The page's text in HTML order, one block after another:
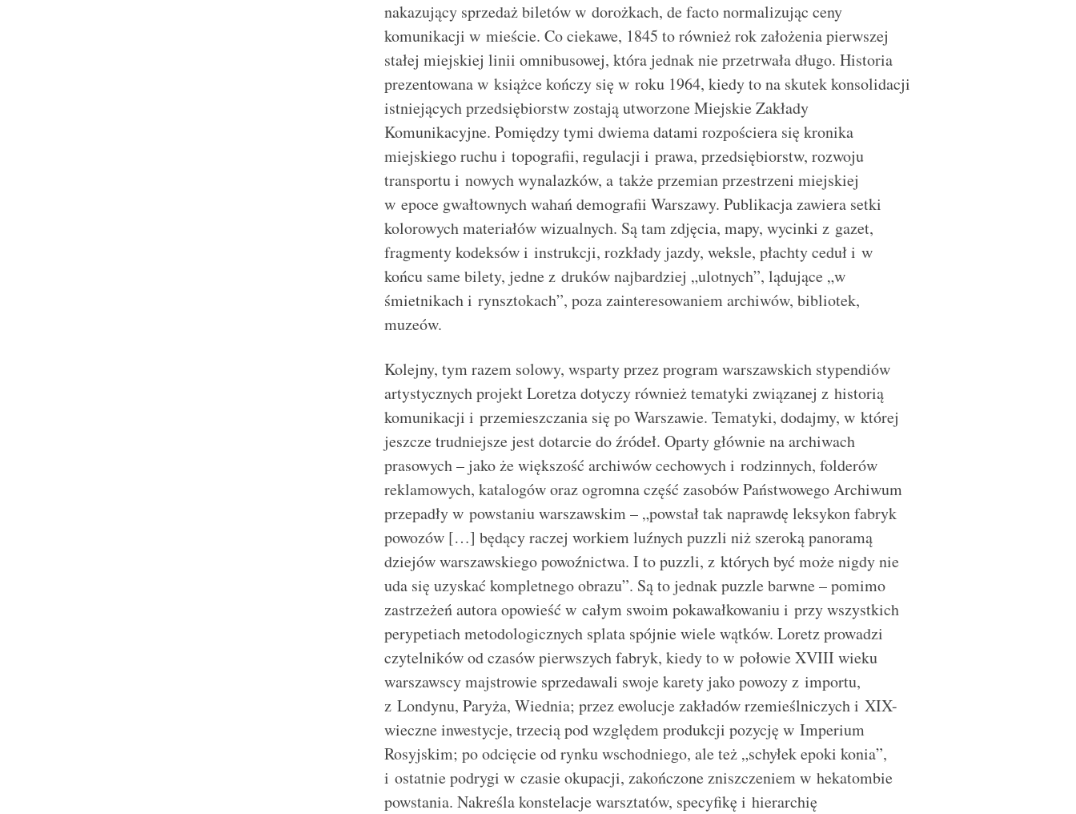
nakazujący sprzedaż biletów w dorożkach, de facto normalizując ceny
komunikacji w mieście. Co ciekawe, 1845 to również rok założenia pierwszej
stałej miejskiej linii omnibusowej, która jednak nie przetrwała długo. Historia
prezentowana w książce kończy się w roku 1964, kiedy to na skutek konsolidacji
istniejących przedsiębiorstw zostają utworzone Miejskie Zakłady
Komunikacyjne. Pomiędzy tymi dwiema datami rozpościera się kronika
miejskiego ruchu i topografii, regulacji i prawa, przedsiębiorstw, rozwoju
transportu i nowych wynalazków, a także przemian przestrzeni miejskiej
w epoce gwałtownych wahań demografii Warszawy. Publikacja zawiera setki
kolorowych materiałów wizualnych. Są tam zdjęcia, mapy, wycinki z gazet,
fragmenty kodeksów i instrukcji, rozkłady jazdy, weksle, płachty ceduł i w
końcu same bilety, jedne z druków najbardziej „ulotnych”, lądujące „w
śmietnikach i rynsztokach”, poza zainteresowaniem archiwów, bibliotek,
muzeów.
Kolejny, tym razem solowy, wsparty przez program warszawskich stypendiów
artystycznych projekt Loretza dotyczy również tematyki związanej z historią
komunikacji i przemieszczania się po Warszawie. Tematyki, dodajmy, w której
jeszcze trudniejsze jest dotarcie do źródeł. Oparty głównie na archiwach
prasowych – jako że większość archiwów cechowych i rodzinnych, folderów
reklamowych, katalogów oraz ogromna część zasobów Państwowego Archiwum
przepadły w powstaniu warszawskim – „powstał tak naprawdę leksykon fabryk
powozów […] będący raczej workiem luźnych puzzli niż szeroką panoramą
dziejów warszawskiego powoźnictwa. I to puzzli, z których być może nigdy nie
uda się uzyskać kompletnego obrazu”. Są to jednak puzzle barwne – pomimo
zastrzeżeń autora opowieść w całym swoim pokawałkowaniu i przy wszystkich
perypetiach metodologicznych splata spójnie wiele wątków. Loretz prowadzi
czytelników od czasów pierwszych fabryk, kiedy to w połowie XVIII wieku
warszawscy majstrowie sprzedawali swoje karety jako powozy z importu,
z Londynu, Paryża, Wiednia; przez ewolucje zakładów rzemieślniczych i XIX-
wieczne inwestycje, trzecią pod względem produkcji pozycję w Imperium
Rosyjskim; po odcięcie od rynku wschodniego, ale też „schyłek epoki konia”,
i ostatnie podrygi w czasie okupacji, zakończone zniszczeniem w hekatombie
powstania. Nakreśla konstelacje warsztatów, specyfikę i hierarchię